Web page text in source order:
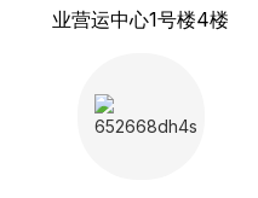
业营运中心1号楼4楼